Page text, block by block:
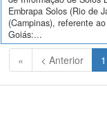
Embrapa Solos (Rio de
(Campinas), referente
Goiás:...
« < Anterior 1